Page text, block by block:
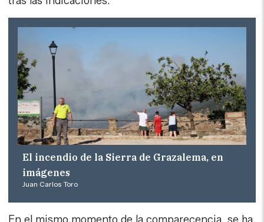
El incendio de la Sierra de Grazalema, en
imágenes
Juan Carlos Toro